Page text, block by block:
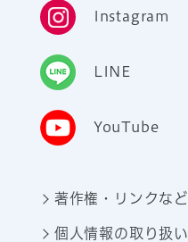
Instagram
LINE
YouTube
著作権・リンクなど
個人情報の取り扱い